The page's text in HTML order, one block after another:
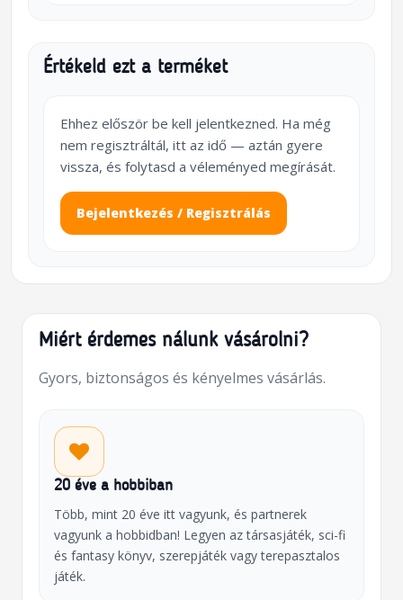
Értékeld ezt a terméket
Ehhez először be kell jelentkezned. Ha még
nem regisztráltál, itt az idő — aztán gyere
vissza, és folytasd a véleményed megírását.
Bejelentkezés / Regisztrálás
Miért érdemes nálunk vásárolni?
Gyors, biztonságos és kényelmes vásárlás.
20 éve a hobbiban
Több, mint 20 éve itt vagyunk, és partnerek
vagyunk a hobbidban! Legyen az társasjáték, sci-fi
és fantasy könyv, szerepjáték vagy terepasztalos
játék.